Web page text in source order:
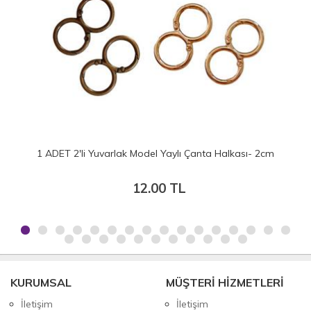
1 ADET 2'li Yuvarlak Model Yaylı Çanta Halkası- 2cm
12.00 TL
KURUMSAL
İletişim
MÜŞTERİ HİZMETLERİ
İletişim